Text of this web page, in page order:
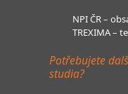
NPI ČR –
TREXIMA –
Potřebujete
studia?